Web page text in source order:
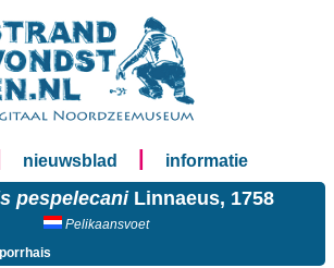
nieuwsblad informatie
pespelecaniLinnaeus, 1758
Pelikaansvoet